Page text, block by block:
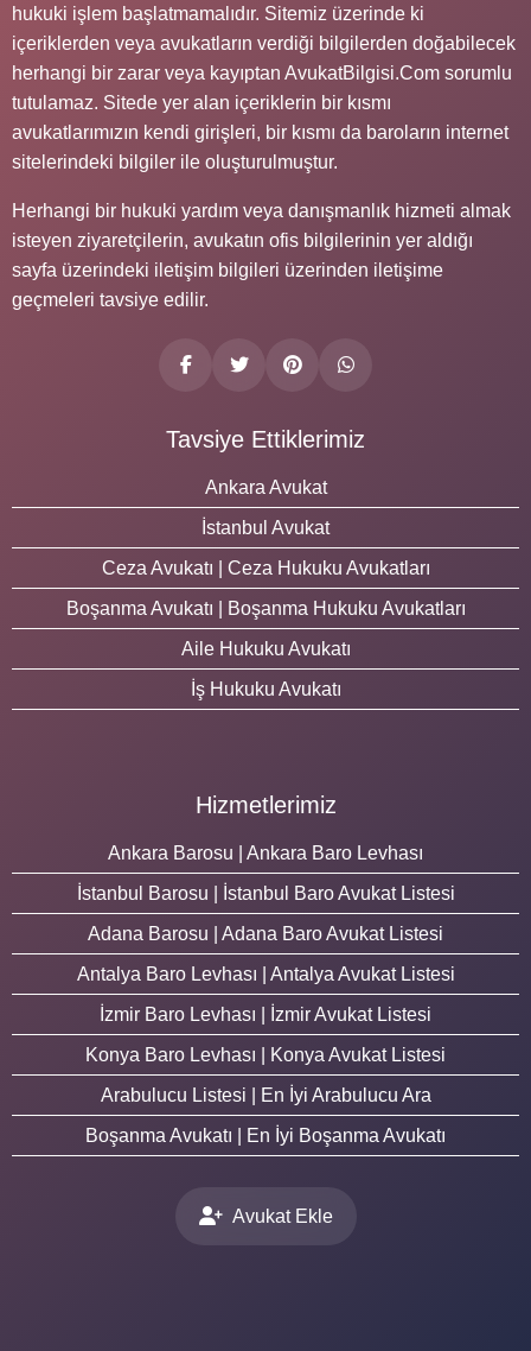
hukuki işlem başlatmamalıdır. Sitemiz üzerinde ki
içeriklerden veya avukatların verdiği bilgilerden doğabilecek
herhangi bir zarar veya kayıptan AvukatBilgisi.Com sorumlu
tutulamaz. Sitede yer alan içeriklerin bir kısmı
avukatlarımızın kendi girişleri, bir kısmı da baroların internet
sitelerindeki bilgiler ile oluşturulmuştur.
Herhangi bir hukuki yardım veya danışmanlık hizmeti almak
isteyen ziyaretçilerin, avukatın ofis bilgilerinin yer aldığı
sayfa üzerindeki iletişim bilgileri üzerinden iletişime
geçmeleri tavsiye edilir.
Tavsiye Ettiklerimiz
Ankara Avukat
İstanbul Avukat
Ceza Avukatı | Ceza Hukuku Avukatları
Boşanma Avukatı | Boşanma Hukuku Avukatları
Aile Hukuku Avukatı
İş Hukuku Avukatı
Hizmetlerimiz
Ankara Barosu | Ankara Baro Levhası
İstanbul Barosu | İstanbul Baro Avukat Listesi
Adana Barosu | Adana Baro Avukat Listesi
Antalya Baro Levhası | Antalya Avukat Listesi
İzmir Baro Levhası | İzmir Avukat Listesi
Konya Baro Levhası | Konya Avukat Listesi
Arabulucu Listesi | En İyi Arabulucu Ara
Boşanma Avukatı | En İyi Boşanma Avukatı
Avukat Ekle